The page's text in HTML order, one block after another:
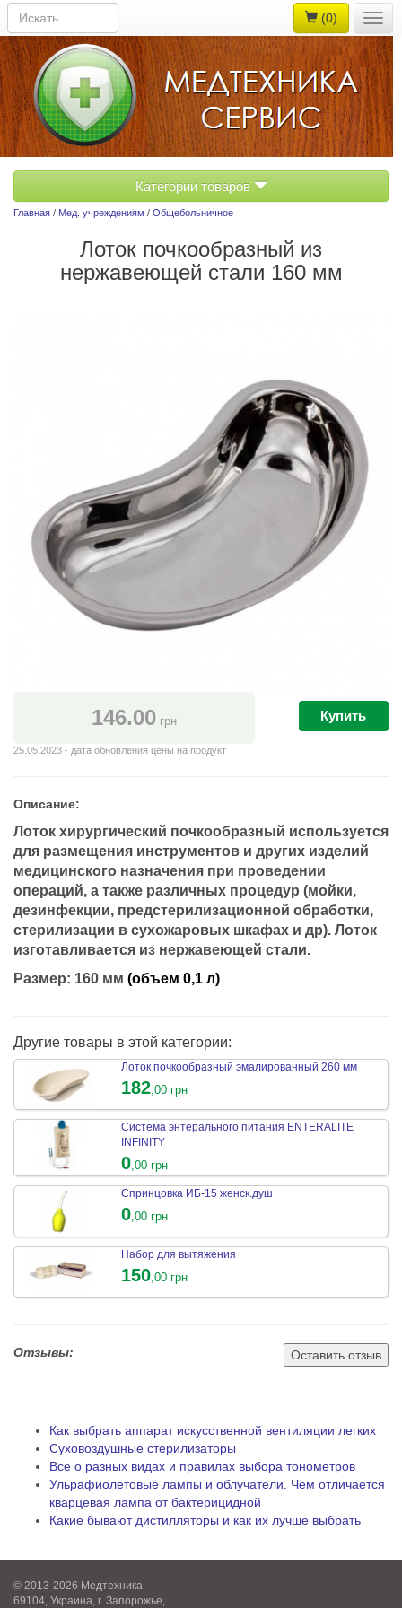
(0)
Категории товаров
Главная / Мед. учреждениям / Общебольничное
Лоток почкообразный из
нержавеющей стали 160 мм
146.00грн
25.05.2023 - дата обновления цены на продукт
Купить
Описание:
Лоток хирургический почкообразный используется
для размещения инструментов и других изделий
медицинского назначения при проведении
операций, а также различных процедур (мойки,
дезинфекции, предстерилизационной обработки,
стерилизации в сухожаровых шкафах и др). Лоток
изготавливается из нержавеющей стали.
Размер: 160 мм (объем 0,1 л)
Другие товары в этой категории:
Лоток почкообразный эмалированный 260 мм
182 ,00 грн
Система энтерального питания ENTERALITE
INFINITY
0,00 грн
Спринцовка ИБ-15 женск.душ
0,00 грн
Набор для вытяжения
150 ,00 грн
Отзывы: Оставить отзыв
Как выбрать аппарат искусственной вентиляции легких
Суховоздушные стерилизаторы
Все о разных видах и правилах выбора тонометров
Ульрафиолетовые лампы и облучатели. Чем отличается
кварцевая лампа от бактерицидной
Какие бывают дистилляторы и как их лучше выбрать
© 2013-2026 Медтехника
69104, Украина, г. Запорожье,